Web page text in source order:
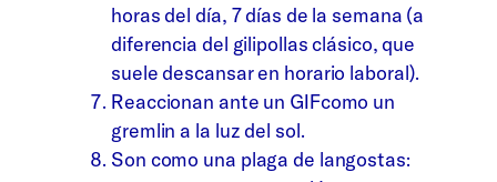
horas del día, 7 días de la semana (a
diferencia del gilipollas clásico, que
suele descansar en horario laboral).
Reaccionan ante un GIFcomo un
gremlin a la luz del sol.
Son como una plaga de langostas: